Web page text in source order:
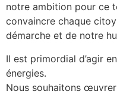
notre ambition pour ce
convaincre chaque
démarche et de notre
Il est primordial d’agir
énergies.
Nous souhaitons